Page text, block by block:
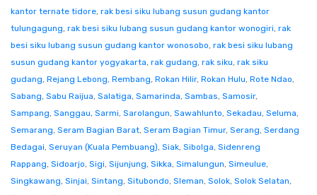
kantor ternate tidore, rak besi siku lubang susun gudang kantor
tulungagung, rak besi siku lubang susun gudang kantor wonogiri, rak
besi siku lubang susun gudang kantor wonosobo, rak besi siku lubang
susun gudang kantor yogyakarta, rak gudang, rak siku, rak siku
gudang, Rejang Lebong, Rembang, Rokan Hilir, Rokan Hulu, Rote Ndao,
Sabang, Sabu Raijua, Salatiga, Samarinda, Sambas, Samosir,
Sampang, Sanggau, Sarmi, Sarolangun, Sawahlunto, Sekadau, Seluma,
Semarang, Seram Bagian Barat, Seram Bagian Timur, Serang, Serdang
Bedagai, Seruyan (Kuala Pembuang), Siak, Sibolga, Sidenreng
Rappang, Sidoarjo, Sigi, Sijunjung, Sikka, Simalungun, Simeulue,
Singkawang, Sinjai, Sintang, Situbondo, Sleman, Solok, Solok Selatan,